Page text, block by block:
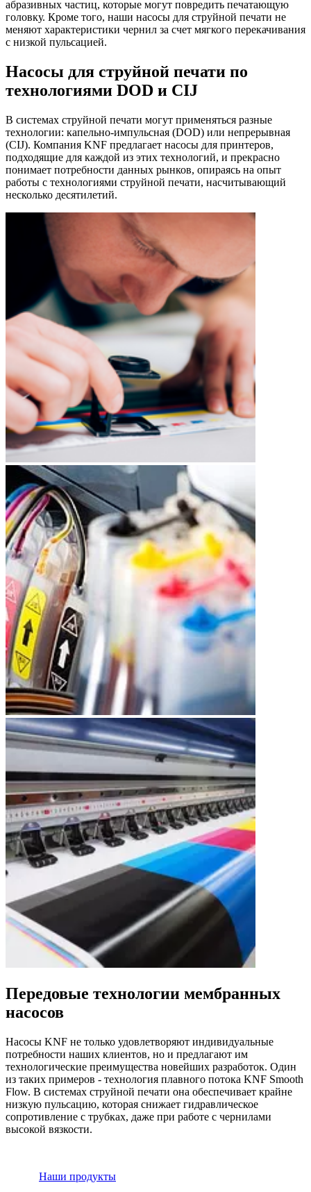
абразивных частиц, которые могут повредить печатающую
головку. Кроме того, наши насосы для струйной печати не
меняют характеристики чернил за счет мягкого перекачивания
с низкой пульсацией.
Насосы для струйной печати по
технологиями DOD и CIJ
В системах струйной печати могут применяться разные
технологии: капельно-импульсная (DOD) или непрерывная
(CIJ). Компания KNF предлагает насосы для принтеров,
подходящие для каждой из этих технологий, и прекрасно
понимает потребности данных рынков, опираясь на опыт
работы с технологиями струйной печати, насчитывающий
несколько десятилетий.
Передовые технологии мембранных
насосов
Насосы KNF не только удовлетворяют индивидуальные
потребности наших клиентов, но и предлагают им
технологические преимущества новейших разработок. Один
из таких примеров - технология плавного потока KNF Smooth
Flow. В системах струйной печати она обеспечивает крайне
низкую пульсацию, которая снижает гидравлическое
сопротивление с трубках, даже при работе с чернилами
высокой вязкости.
Наши продукты